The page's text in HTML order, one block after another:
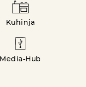
Kuhinja
Media-Hub